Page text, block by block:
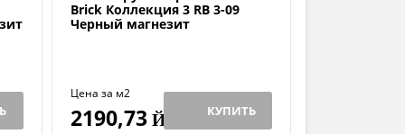
Brick Коллекция 3 RB 3-09
Черный магнезит
Цена за м2
2190,73Й КУПИТЬ